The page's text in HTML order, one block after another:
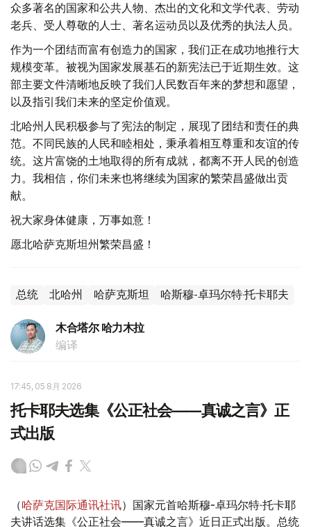
众多著名的国家和公共人物、杰出的文化和文学代表、劳动
老兵、受人尊敬的人士、著名运动员以及优秀的执法人员。
作为一个团结而富有创造力的国家，我们正在成功地推行大
规模变革。被视为国家发展基石的新宪法已于近期生效。这
部主要文件清晰地反映了我们人民数百年来的梦想和愿望，
以及指引我们未来的坚定价值观。
北哈州人民积极参与了宪法的制定，展现了团结和责任的典
范。不同民族的人民和睦相处，秉承着相互尊重和友谊的传
统。这片富饶的土地取得的所有成就，都离不开人民的创造
力。我相信，你们未来也将继续为国家的繁荣昌盛做出贡
献。
祝大家身体健康，万事如意！
愿北哈萨克斯坦州繁荣昌盛！
总统 北哈州 哈萨克斯坦 哈斯穆-卓玛尔特·托卡耶夫
木合塔尔 哈力木拉
编译
17:45, 05 8月 2026
托卡耶夫选集《公正社会——真诚之言》正
式出版
（哈萨克国际通讯社讯）国家元首哈斯穆-卓玛尔特·托卡耶
夫讲话选集《公正社会——真诚之言》近日正式出版。总统